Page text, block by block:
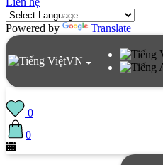
Powered by Translate
VN
0
0